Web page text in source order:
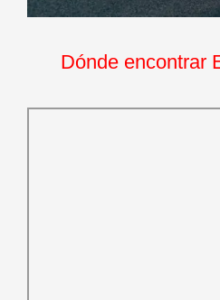
Dónde encontrar